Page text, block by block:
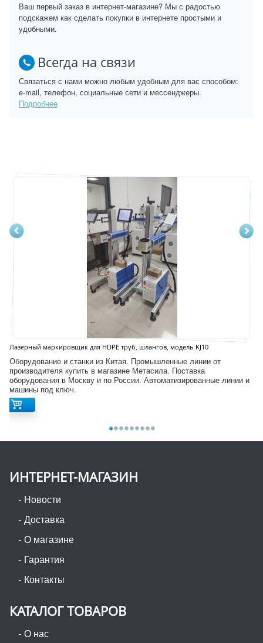
Ваш первый заказ в интернет-магазине? Мы с радостью
подскажем как сделать покупки в интернете простыми и
удобными.
Всегда на связи
Связаться с нами можно любым удобным для вас способом:
e-mail, телефон, социальные сети и мессенджеры.
Подробнее
Лазерный маркировщик для HDPE труб, шлангов, модель KJ10
Оборудование и станки из Китая. Промышленные линии от
производителя купить в магазине Метасила. Поставка
оборудования в Москву и по России. Автоматизированные линии и
машины под ключ.
ИНТЕРНЕТ-МАГАЗИН
Новости
Доставка
О магазине
Гарантия
Контакты
КАТАЛОГ ТОВАРОВ
О нас